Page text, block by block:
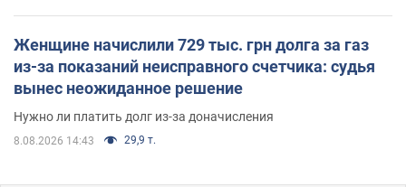
Женщине начислили 729 тыс. грн долга за газ
из-за показаний неисправного счетчика: судья
вынес неожиданное решение
Нужно ли платить долг из-за доначисления
8.08.2026 14:43 29,9 т.